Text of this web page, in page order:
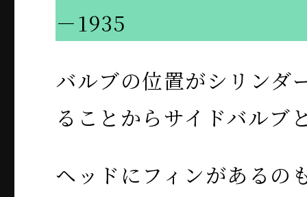
－1935
バルブの位置がシリンダ
ることからサイドバルブ
ヘッドにフィンがあるの